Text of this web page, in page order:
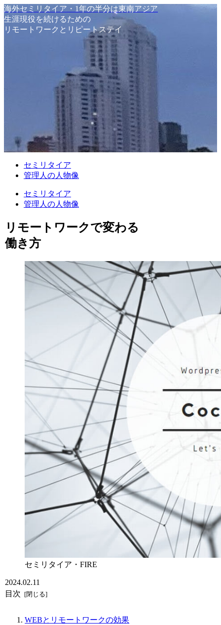
海外セミリタイア・1年の半分は東南アジア
生涯現役を続けるための
リモートワークとリピートステイ
セミリタイア
管理人の人物像
セミリタイア
管理人の人物像
リモートワークで変わる
働き方
セミリタイア・FIRE
2024.02.11
目次
WEBとリモートワークの効果